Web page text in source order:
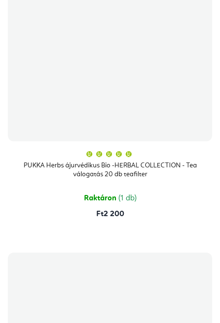
PUKKA Herbs ájurvédikus Bio -HERBAL COLLECTION - Tea
válogatás 20 db teafilter
átlagos
értékelése
5-
csillag.
Raktáron (1 db)
Ft2 200